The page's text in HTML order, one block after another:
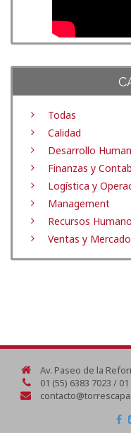
Todas
Calidad
Desarrollo
Finanzas y
Logística y
Management
Recursos
Ventas y
Av. Paseo de la
01 (55) 6383 7023 /